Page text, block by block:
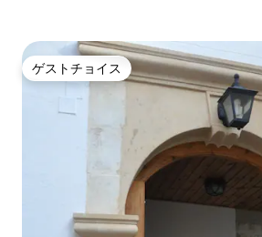
ゲストチョイス
ゲストチョイス